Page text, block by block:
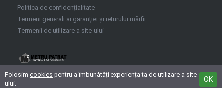
Folosim cookies pentru a îmbunătăți experiența ta de utilizare a site-
ului.
OK
Politica de confidențialitate
Termeni generali ai garanției și returului mărfii
Termenii de utilizare a site‑ului